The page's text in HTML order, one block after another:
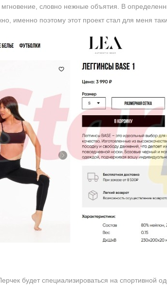
словно нежные объятия. В
именно поэтому этот проект стал для меня
будет специализироваться на спортивной